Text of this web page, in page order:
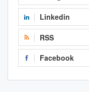
Linkedin
RSS
Facebook